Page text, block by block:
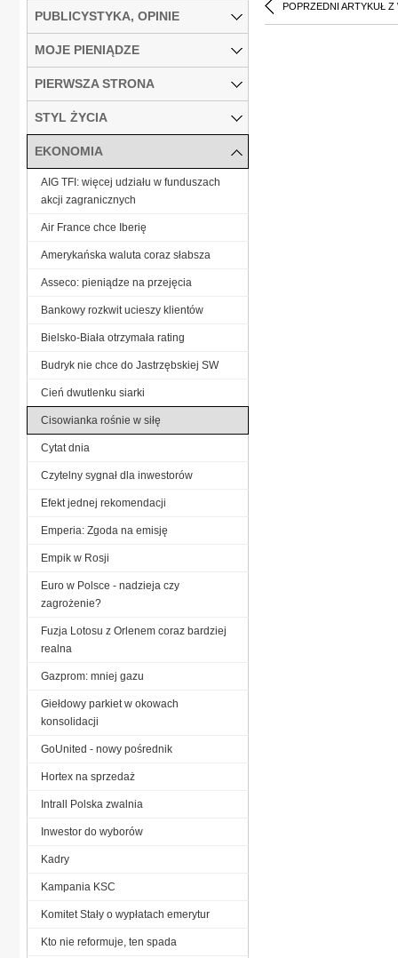
POPRZEDNI ARTYKUŁ Z
PUBLICYSTYKA, OPINIE
MOJE PIENIĄDZE
PIERWSZA STRONA
STYL ŻYCIA
EKONOMIA
AIG TFI: więcej udziału w funduszach
akcji zagranicznych
Air France chce Iberię
Amerykańska waluta coraz słabsza
Asseco: pieniądze na przejęcia
Bankowy rozkwit ucieszy klientów
Bielsko-Biała otrzymała rating
Budryk nie chce do Jastrzębskiej SW
Cień dwutlenku siarki
Cisowianka rośnie w siłę
Cytat dnia
Czytelny sygnał dla inwestorów
Efekt jednej rekomendacji
Emperia: Zgoda na emisję
Empik w Rosji
Euro w Polsce - nadzieja czy
zagrożenie?
Fuzja Lotosu z Orlenem coraz bardziej
realna
Gazprom: mniej gazu
Giełdowy parkiet w okowach
konsolidacji
GoUnited - nowy pośrednik
Hortex na sprzedaż
Intrall Polska zwalnia
Inwestor do wyborów
Kadry
Kampania KSC
Komitet Stały o wypłatach emerytur
Kto nie reformuje, ten spada